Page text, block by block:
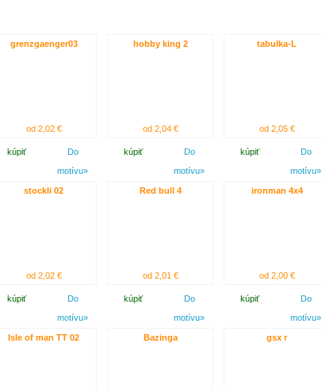
grenzgaenger03
od 2,02 €
kúpiť
Do
motívu»
hobby king 2
od 2,04 €
kúpiť
Do
motívu»
tabulka-L
od 2,05 €
kúpiť
Do
motívu»
stockli 02
od 2,02 €
kúpiť
Do
motívu»
Red bull 4
od 2,01 €
kúpiť
Do
motívu»
ironman 4x4
od 2,00 €
kúpiť
Do
motívu»
Isle of man TT 02 Bazinga gsx r